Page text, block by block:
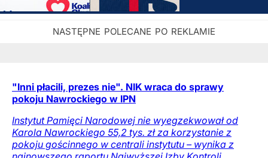
"Inni płacili, prezes nie". NIK wraca do sprawy
pokoju Nawrockiego w IPN
Instytut Pamięci Narodowej nie wyegzekwował od
Karola Nawrockiego 55,2 tys. zł za korzystanie z
pokoju gościnnego w centrali instytutu – wynika z